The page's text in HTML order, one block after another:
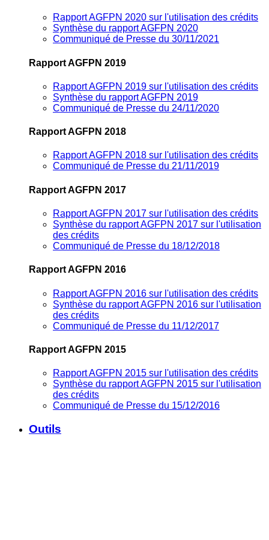
Rapport AGFPN 2020 sur l'utilisation des crédits
Synthèse du rapport AGFPN 2020
Communiqué de Presse du 30/11/2021
Rapport AGFPN 2019
Rapport AGFPN 2019 sur l'utilisation des crédits
Synthèse du rapport AGFPN 2019
Communiqué de Presse du 24/11/2020
Rapport AGFPN 2018
Rapport AGFPN 2018 sur l'utilisation des crédits
Communiqué de Presse du 21/11/2019
Rapport AGFPN 2017
Rapport AGFPN 2017 sur l'utilisation des crédits
Synthèse du rapport AGFPN 2017 sur l'utilisation
des crédits
Communiqué de Presse du 18/12/2018
Rapport AGFPN 2016
Rapport AGFPN 2016 sur l'utilisation des crédits
Synthèse du rapport AGFPN 2016 sur l'utilisation
des crédits
Communiqué de Presse du 11/12/2017
Rapport AGFPN 2015
Rapport AGFPN 2015 sur l'utilisation des crédits
Synthèse du rapport AGFPN 2015 sur l'utilisation
des crédits
Communiqué de Presse du 15/12/2016
Outils